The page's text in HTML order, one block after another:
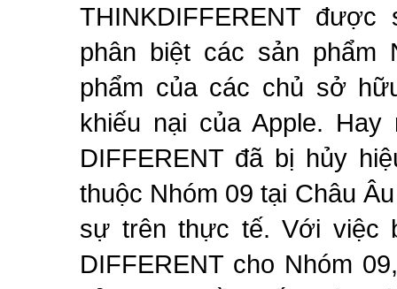
THINKDIFFERENT
phân biệt các sản phẩm
phẩm của các chủ sở
khiếu nại của Apple.
DIFFERENT đã bị hủy
thuộc Nhóm 09 tại Châu
sự trên thực tế. Với việc
DIFFERENT cho Nhóm